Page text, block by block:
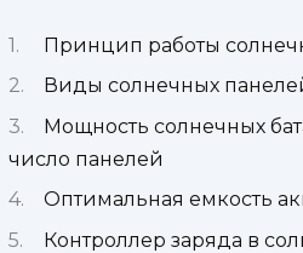
Принцип работы
Виды солнечных
Мощность солнечных
число панелей
Оптимальная емкость
Контроллер заряда в